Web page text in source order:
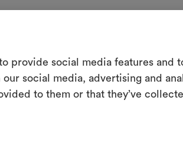
provide social media features and
social media, advertising and
to them or that they’ve
Temperatur unter 30 °C (Schonwaschgang)
bei halbvoller Trommel (geringe
Ein
Leben
Um